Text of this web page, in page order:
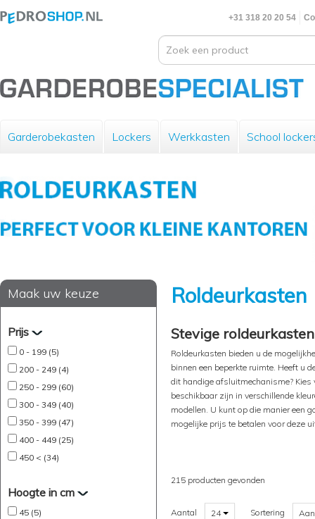
+31 318 20 20 54
Garderobekasten Lockers Werkkasten School
Maak uw keuze
Prijs
0 - 199 (5)
200 - 249 (4)
250 - 299 (60)
300 - 349 (40)
350 - 399 (47)
400 - 449 (25)
450 < (34)
Hoogte in cm
45 (5)
Roldeurkasten
Stevige
Roldeurkasten bieden u de
binnen een beperkte ruimte. Heeft u
dit handige afsluitmechanisme? Kies
beschikbaar zijn in verschillende
modellen. U kunt op die manier een
mogelijke prijs te betalen voor deze
215 producten gevonden
Aantal 24 Sortering